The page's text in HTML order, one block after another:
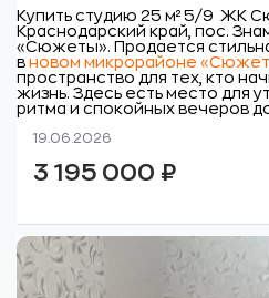
Купить студию 25 м² 5/9 ЖК
Краснодарский край, пос.
«Сюжеты». Продается
в новом микрорайоне
пространство для тех, кто
жизнь. Здесь есть место для
ритма и спокойных вечеров
19.06.2026
3 195 000 ₽